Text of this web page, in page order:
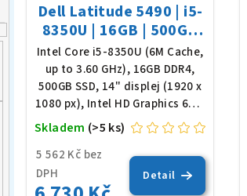
u
ů
Dell Latitude 5490 | i5-
8350U | 16GB | 500GB
SSD | 14" FHD | Win 11
Intel Core i5-8350U (6M Cache,
up to 3.60 GHz), 16GB DDR4,
500GB SSD, 14" displej (1920 x
1080 px), Intel HD Graphics 620,
podsvícená klávesnice, Win 11
Pro
5 562 Kč bez
DPH
Skladem (>5 ks)
Detail